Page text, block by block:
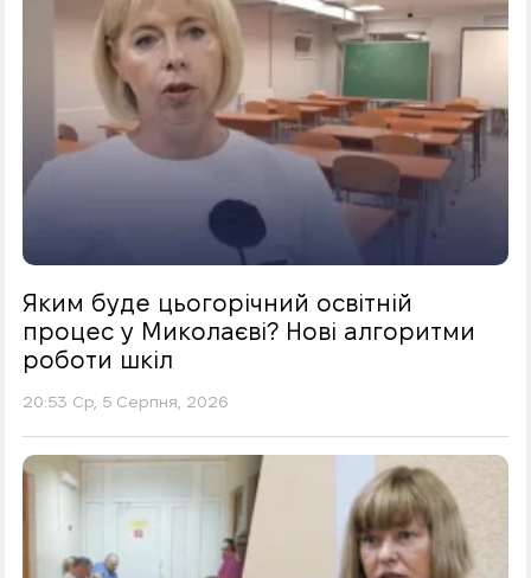
Яким буде цьогорічний освітній
процес у Миколаєві? Нові алгоритми
роботи шкіл
20:53 Ср, 5 Серпня, 2026